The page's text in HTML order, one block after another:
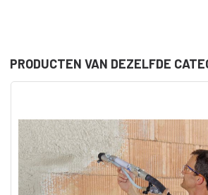
PRODUCTEN VAN DEZELFDE